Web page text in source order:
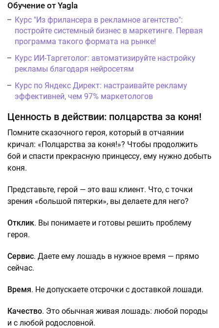
Обучение от Yagla
Курс "Из фрилансера в рекламное агентство":
постройте системный бизнес в маркетинге. Первая
программа такого формата на рынке!
Курс ИИ-Таргетолог: автоматизируйте настройку
рекламы благодаря нейросетям
Курс по Яндекс Директ: настраивайте рекламу
эффективней, чем 97% маркетологов
Ценность в действии: полцарства за коня!
Помните сказочного героя, который в отчаянии
кричал: «Полцарства за коня!»? Чтобы продолжить
бой и спасти прекрасную принцессу, ему нужно добыть
коня.
Представьте, герой — это ваш клиент. Что, с точки
зрения «большой пятерки», вы делаете для него?
Отклик. Вы понимаете и готовы решить проблему
героя.
Сервис. Даете ему лошадь в нужное время — прямо
сейчас.
Время. Не допускаете отсрочки с доставкой лошади.
Качество. Это обычная живая лошадь: любой породы
и с любой родословной.